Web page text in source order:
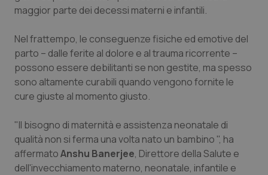
Provincia Autonoma di Bolzano
Provincia Autonoma di Trento
Puglia
Sardegna
Sicilia
Toscana
Infezioni & Febbre
Ipertensione & Scompenso
Malattie rare
Malattia di Crohn & Rettocolite Ulcerosa
Neuroscienze & patologie neurodegenerative
Obesità
maggior parte dei decessi materni e infantili.
Nel frattempo, le conseguenze fisiche ed emotive del
parto – dalle ferite al dolore e al trauma ricorrente –
possono essere debilitanti se non gestite, ma spesso
sono altamente curabili quando vengono fornite le
cure giuste al momento giusto.
"Il bisogno di maternità e assistenza neonatale di
qualità non si ferma una volta nato un bambino ", ha
affermatoAnshu Banerjee, Direttore della Salute e
dell'invecchiamento materno, neonatale, infantile e